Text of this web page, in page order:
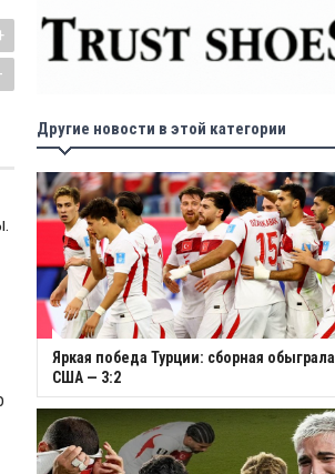
Другие новости в этой категории
Яркая победа Турции: сборная обыграла
США — 3:2